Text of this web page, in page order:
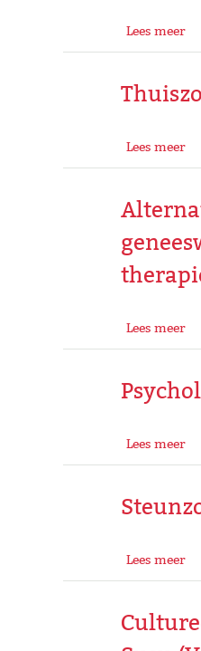
Lees meer
Lees meer
Lees meer
Lees meer
Lees meer